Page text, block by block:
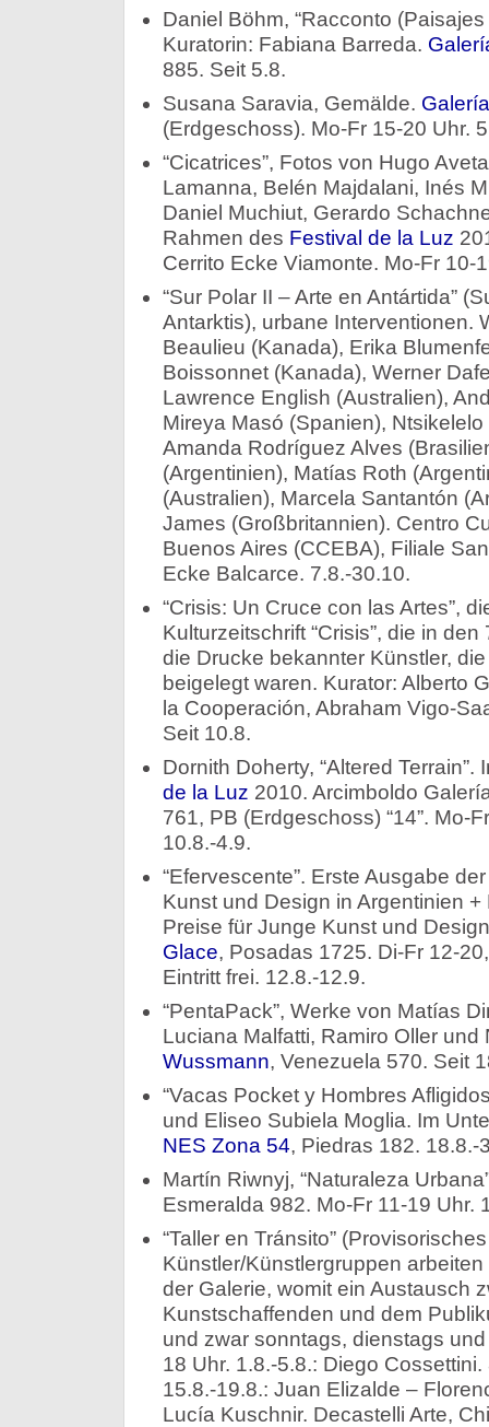
Daniel Böhm, “Racconto
Kuratorin: Fabiana Barreda.
885. Seit 5.8.
Susana Saravia, Gemälde.
(Erdgeschoss). Mo-Fr 15-20 Uhr.
“Cicatrices”, Fotos von Hugo
Lamanna, Belén Majdalani, Inés
Daniel Muchiut, Gerardo
Rahmen des Festival de la Luz
Cerrito Ecke Viamonte. Mo-Fr 10-
“Sur Polar II – Arte en Antártida”
Antarktis), urbane Interventionen.
Beaulieu (Kanada), Erika
Boissonnet (Kanada), Werner
Lawrence English (Australien),
Mireya Masó (Spanien),
Amanda Rodríguez Alves
(Argentinien), Matías Roth
(Australien), Marcela Santantón
James (Großbritannien). Centro
Buenos Aires (CCEBA), Filiale
Ecke Balcarce. 7.8.-30.10.
“Crisis: Un Cruce con las Artes”,
Kulturzeitschrift “Crisis”, die in
die Drucke bekannter Künstler,
beigelegt waren. Kurator: Alberto
la Cooperación, Abraham Vigo-
Seit 10.8.
Dornith Doherty, “Altered
de la Luz 2010. Arcimboldo
761, PB (Erdgeschoss) “14”. Mo-
10.8.-4.9.
“Efervescente”. Erste Ausgabe
Kunst und Design in Argentinien
Preise für Junge Kunst und
Glace, Posadas 1725. Di-Fr 12-
Eintritt frei. 12.8.-12.9.
“PentaPack”, Werke von Matías
Luciana Malfatti, Ramiro Oller
Wussmann, Venezuela 570. Seit
“Vacas Pocket y Hombres
und Eliseo Subiela Moglia. Im
NES Zona 54, Piedras 182. 18.8.-
Martín Riwnyj, “Naturaleza
Esmeralda 982. Mo-Fr 11-19 Uhr.
“Taller en Tránsito”
Künstler/Künstlergruppen
der Galerie, womit ein Austausch
Kunstschaffenden und dem
und zwar sonntags, dienstags
18 Uhr. 1.8.-5.8.: Diego
15.8.-19.8.: Juan Elizalde –
Lucía Kuschnir. Decastelli Arte,